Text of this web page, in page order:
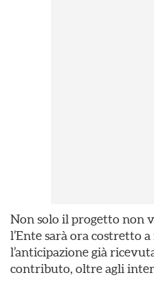
Non solo il progetto non
l’Ente sarà ora costretto
l’anticipazione già
contributo, oltre agli